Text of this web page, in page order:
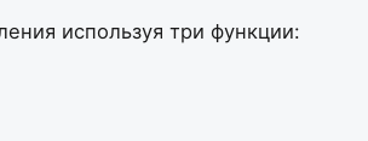
используя три функции: